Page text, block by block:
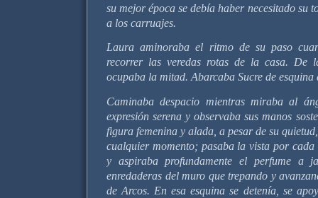
su mejor época se debía haber necesitado su
a los carruajes.
Laura aminoraba el ritmo de su paso
recorrer las veredas rotas de la casa. De
ocupaba la mitad. Abarcaba Sucre de esquina
Caminaba despacio mientras miraba al
expresión serena y observaba sus manos
figura femenina y alada, a pesar de su
cualquier momento; pasaba la vista por cada
y aspiraba profundamente el perfume a
enredaderas del muro que trepando y
de Arcos. En esa esquina se detenía, se